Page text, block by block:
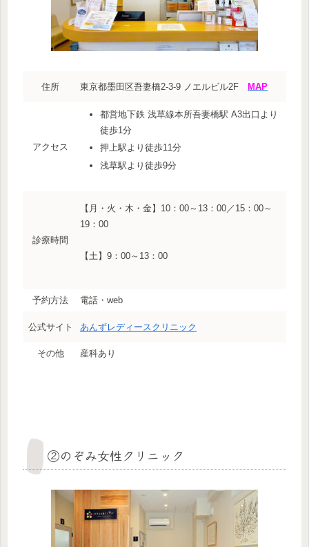
住所 東京都墨田区吾妻橋2-3-9 ノエルビル2F MAP
アクセス
都営地下鉄 浅草線本所吾妻橋駅 A3出口より
徒歩1分
押上駅より徒歩11分
浅草駅より徒歩9分
診療時間
【月・火・木・金】10：00～13：00／15：00～
19：00
【土】9：00～13：00
予約方法 電話・web
公式サイト あんずレディースクリニック
その他 産科あり
②のぞみ女性クリニック